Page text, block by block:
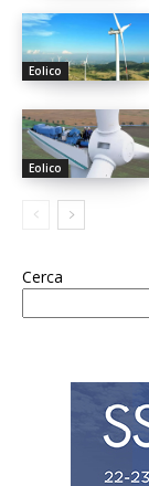
Eolico
Eolico
Cerca